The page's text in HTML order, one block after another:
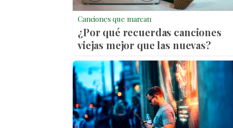
Canciones que marcan
¿Por qué recuerdas canciones
viejas mejor que las nuevas?